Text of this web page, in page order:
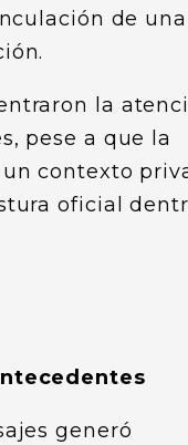
de una
la
pese a que la
contexto
oficial
generó